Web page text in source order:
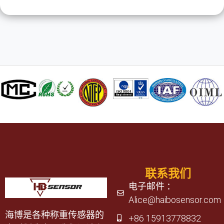
海博是各种称重传感器的
联系我们
电子邮件 ：
Alice@haibosensor.com
+86 15913778832